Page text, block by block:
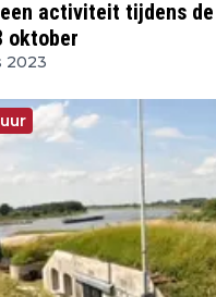
activiteit tijdens
oktober
2023